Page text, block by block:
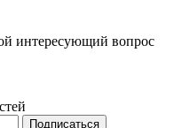
интересующий вопрос
Подписаться